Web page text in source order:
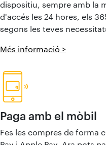
dispositiu, sempre amb la
d'accés les 24 hores, els
segons les teves
Més informació >
Paga amb el mòbil
Fes les compres de forma